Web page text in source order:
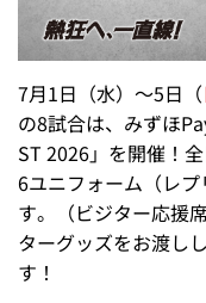
7月1日（水）～5日（
の8試合は、みずほ
ST 2026」を開催！
6ユニフォーム（レ
す。（ビジター応援
ターグッズをお渡し
す！